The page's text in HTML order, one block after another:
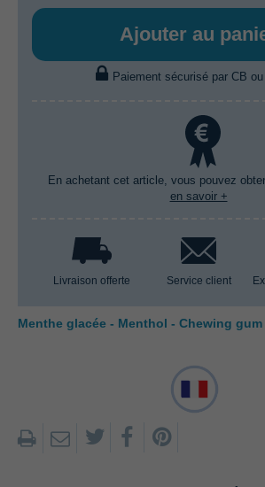
Ajouter au
Paiement sécurisé par CB ou
En achetant cet article, vous pouvez
en savoir +
Livraison offerte Service client
Menthe glacée - Menthol - Chewing gum